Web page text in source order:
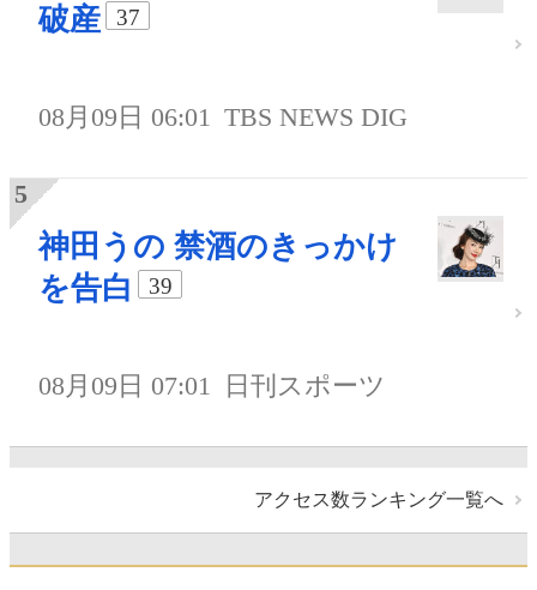
破産
37
08月09日 06:01 TBS NEWS DIG
神田うの 禁酒のきっかけ
を告白
39
08月09日 07:01 日刊スポーツ
アクセス数ランキング一覧へ